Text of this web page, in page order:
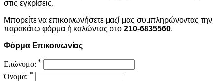
στις εγκρίσεις.
Μπορείτε να επικοινωνήσετε μαζί μας συμπληρώνοντας την
παρακάτω φόρμα ή καλώντας στο 210-6835560.
Φόρμα Επικοινωνίας
Επώνυμο: *
Όνομα: *